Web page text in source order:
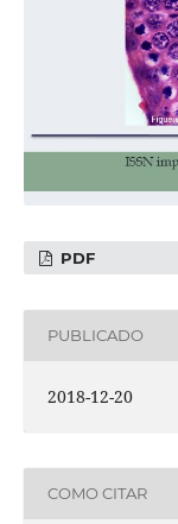
PDF
PUBLICADO
2018-12-20
COMO CITAR